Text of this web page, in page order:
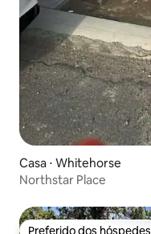
Casa ⋅ Whitehorse
Northstar Place
Preferido dos hóspedes